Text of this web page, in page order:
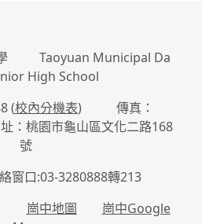
學 Taoyuan Municipal Da
High School
(校內分機表) 傳真：
桃園市龜山區文化二路168
號
窗口:03-3280888轉213
崗中地圖
崗中Google